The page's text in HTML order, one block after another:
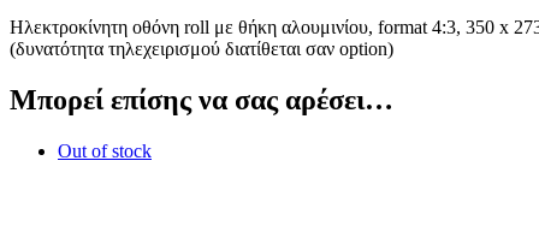
Ηλεκτροκίνητη οθόνη roll με θήκη αλουμινίου, format 4:3, 350 x
(δυνατότητα τηλεχειρισμού διατίθεται σαν option)
Μπορεί επίσης να σας αρέσει…
Out of stock